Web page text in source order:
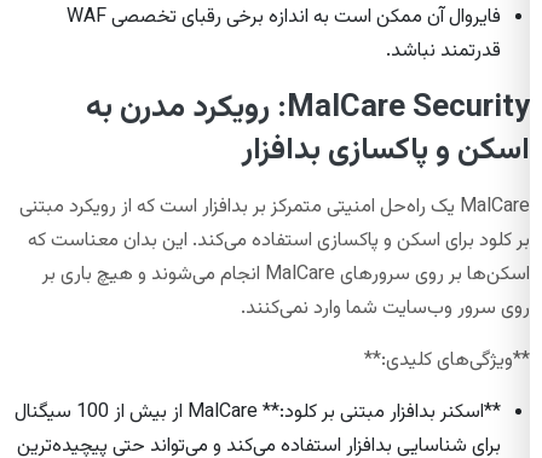
فایروال آن ممکن است به اندازه برخی رقبای تخصصی WAF
قدرتمند نباشد.
MalCare Security: رویکرد مدرن به
اسکن و پاکسازی بدافزار
MalCare یک راه‌حل امنیتی متمرکز بر بدافزار است که از رویکرد مبتنی
بر کلود برای اسکن و پاکسازی استفاده می‌کند. این بدان معناست که
اسکن‌ها بر روی سرورهای MalCare انجام می‌شوند و هیچ باری بر
روی سرور وب‌سایت شما وارد نمی‌کنند.
**ویژگی‌های کلیدی:**
**اسکنر بدافزار مبتنی بر کلود:** MalCare از بیش از 100 سیگنال
برای شناسایی بدافزار استفاده می‌کند و می‌تواند حتی پیچیده‌ترین